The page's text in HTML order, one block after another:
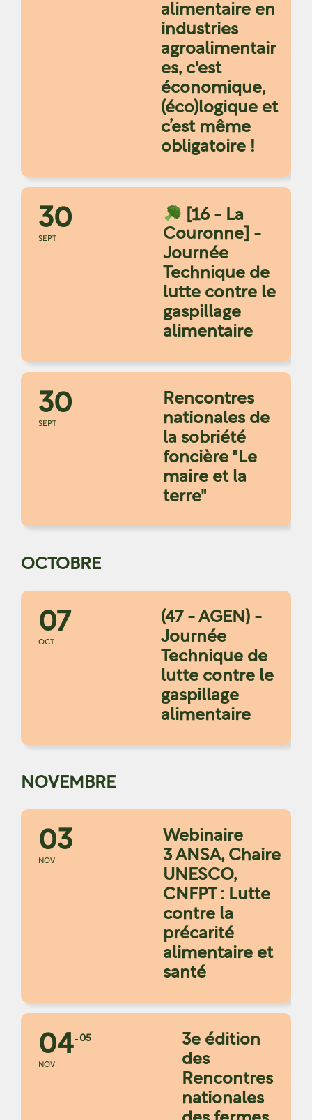
alimentaire en
industries
agroalimentair
es, c'est
économique,
(éco)logique et
c’est même
obligatoire !
30
SEPT
[16 - La
Couronne] -
Journée
Technique de
lutte contre le
gaspillage
alimentaire
30
SEPT
Rencontres
nationales de
la sobriété
foncière "Le
maire et la
terre"
OCTOBRE
07
OCT
(47 - AGEN) -
Journée
Technique de
lutte contre le
gaspillage
alimentaire
NOVEMBRE
03
NOV
Webinaire
3 ANSA, Chaire
UNESCO,
CNFPT : Lutte
contre la
précarité
alimentaire et
santé
04
NOV
05
3e édition
des
Rencontres
nationales